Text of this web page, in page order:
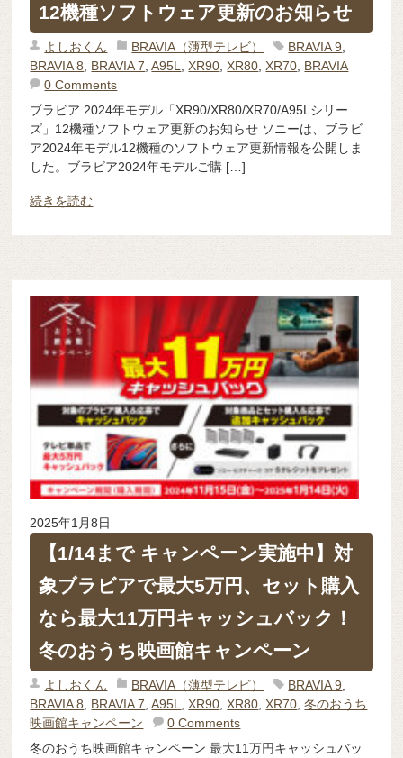
12機種ソフトウェア更新のお知らせ
よしおくん BRAVIA（薄型テレビ） BRAVIA 9
BRAVIA 8
BRAVIA 7 ,A95L ,XR90 ,XR80 ,XR70 BRAVIA
0 Comments
ブラビア 2024年モデル「XR90/XR80/XR70/A95Lシリー
ズ」12機種ソフトウェア更新のお知らせ ソニーは、ブラビ
ア2024年モデル12機種のソフトウェア更新情報を公開しま
した。ブラビア2024年モデルご購 […]
続きを読む
2025年1月8日
【1/14まで キャンペーン実施中】対
象ブラビアで最大5万円、セット購入
なら最大11万円キャッシュバック！
冬のおうち映画館キャンペーン
よしおくん BRAVIA（薄型テレビ） BRAVIA 9
BRAVIA 8
BRAVIA 7 ,A95L ,XR90 ,XR80 ,XR70 ,冬のおうち
映画館キャンペーン
0 Comments
冬のおうち映画館キャンペーン 最大11万円キャッシュバッ